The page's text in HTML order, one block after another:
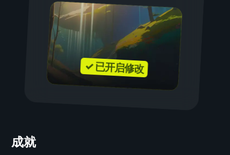
✓ 已开启修改
成就